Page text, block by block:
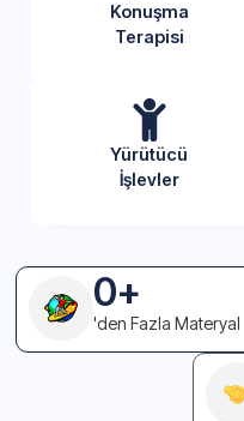
Konuşma
Terapisi
Yürütücü
İşlevler
'den Fazla Materyal
0+